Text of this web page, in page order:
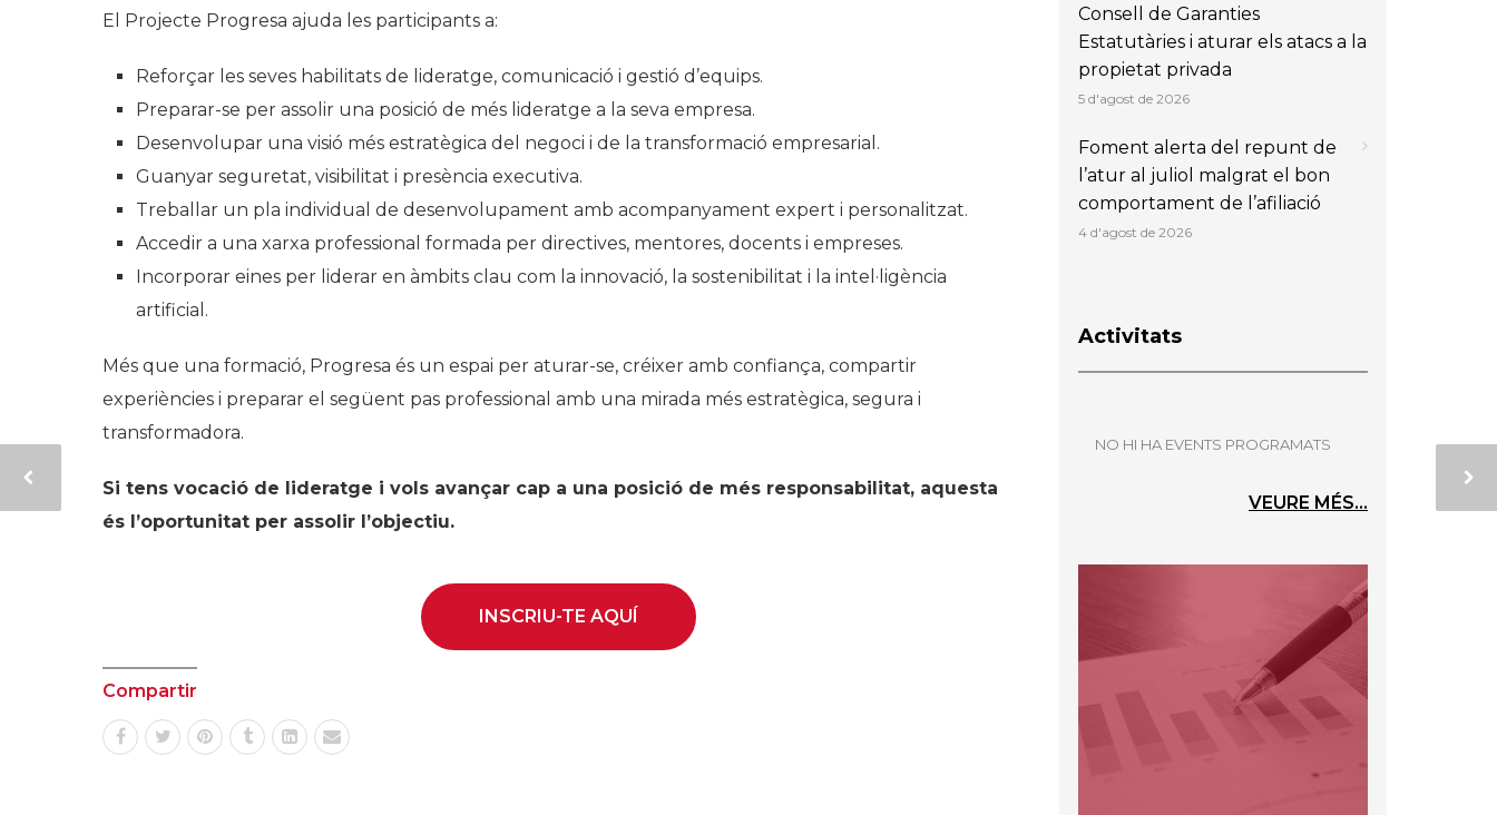
El Projecte Progresa ajuda les participants a:
Reforçar les seves habilitats de lideratge, comunicació i gestió d’equips.
Preparar-se per assolir una posició de més lideratge a la seva empresa.
Desenvolupar una visió més estratègica del negoci i de la transformació empresarial.
Guanyar seguretat, visibilitat i presència executiva.
Treballar un pla individual de desenvolupament amb acompanyament expert i personalitzat.
Accedir a una xarxa professional formada per directives, mentores, docents i empreses.
Incorporar eines per liderar en àmbits clau com la innovació, la sostenibilitat i la intel·ligència
artificial.
Més que una formació, Progresa és un espai per aturar-se, créixer amb confiança, compartir
experiències i preparar el següent pas professional amb una mirada més estratègica, segura i
transformadora.
Si tens vocació de lideratge i vols avançar cap a una posició de més responsabilitat, aquesta
és l’oportunitat per assolir l’objectiu.
INSCRIU-TE AQUÍ
Compartir
Consell de Garanties
Estatutàries i aturar els atacs a la
propietat privada
5 d'agost de 2026
Foment alerta del repunt de
l’atur al juliol malgrat el bon
comportament de l’afiliació
4 d'agost de 2026
Activitats
NO HI HA EVENTS PROGRAMATS
VEURE MÉS...